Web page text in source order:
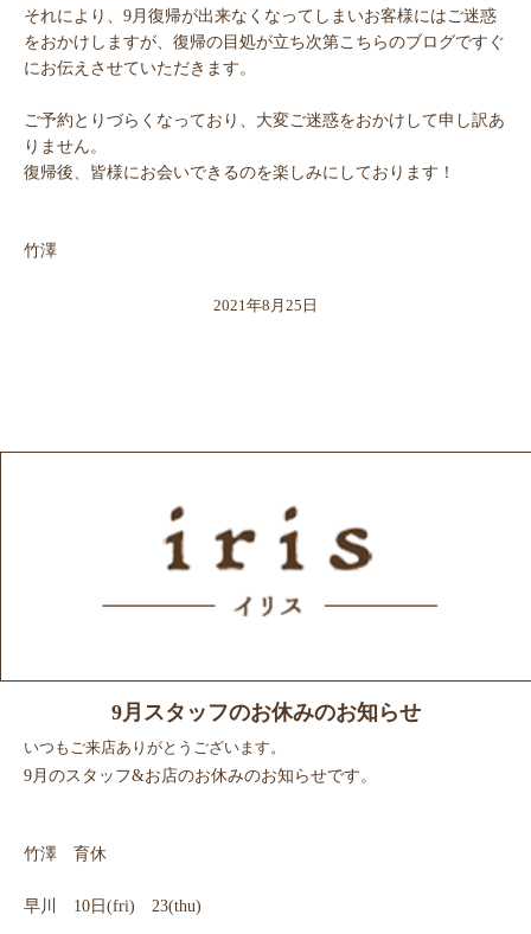
それにより、9月復帰が出来なくなってしまいお客様にはご迷惑
をおかけしますが、復帰の目処が立ち次第こちらのブログですぐ
にお伝えさせていただきます。
ご予約とりづらくなっており、大変ご迷惑をおかけして申し訳あ
りません。
復帰後、皆様にお会いできるのを楽しみにしております！
竹澤
2021年8月25日
9月スタッフのお休みのお知らせ
いつもご来店ありがとうございます。
9月のスタッフ&お店のお休みのお知らせです。
竹澤 育休
早川 10日(fri) 23(thu)